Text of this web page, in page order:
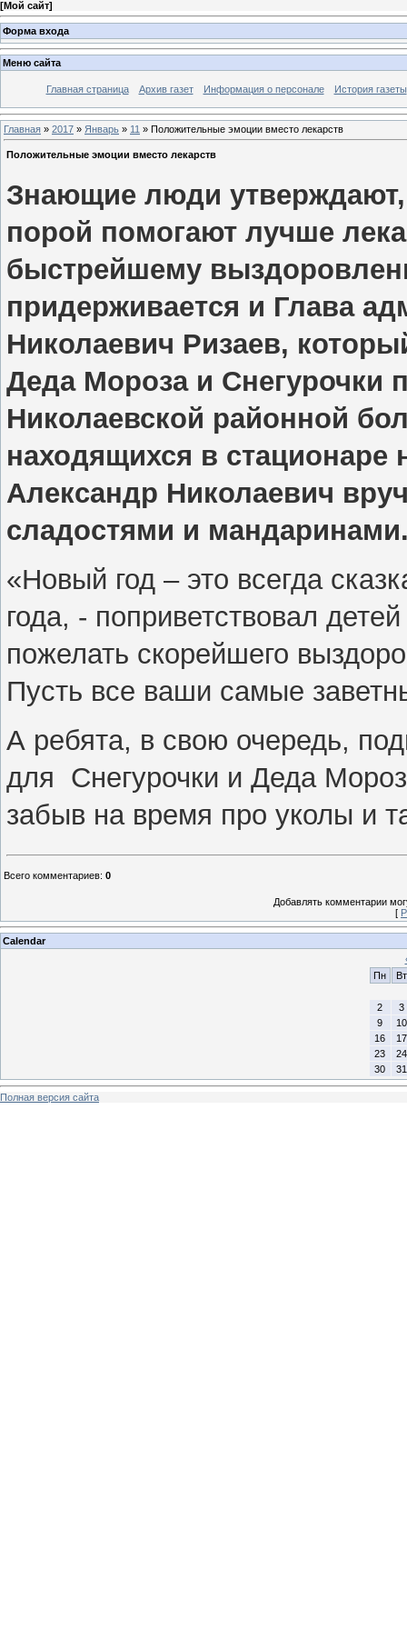
[Мой сайт]
Форма входа
Меню сайта
Главная страница Архив газет Информация о персонале История газеты
Главная » 2017 » Январь » 11 » Положительные эмоции вместо лекарств
Положительные эмоции вместо лекарств
Знающие люди
порой помогают лучше
быстрейшему
придерживается и Глава
Николаевич Ризаев,
Деда Мороза и Снегурочки
Николаевской районной
находящихся в стационаре
Александр Николаевич
сладостями и
«Новый год – это всегда
года, - поприветствовал
пожелать скорейшего
Пусть все ваши самые
А ребята, в свою очередь,
для Снегурочки и Деда
забыв на время про уколы и
Всего комментариев: 0
Добавлять комментарии
[
Calendar
Пн
Вт
2
3
9
10
16
17
23
24
30
31
Полная версия сайта